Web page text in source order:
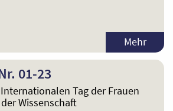
Mehr
01-23
Tag der Frauen
Wissenschaft